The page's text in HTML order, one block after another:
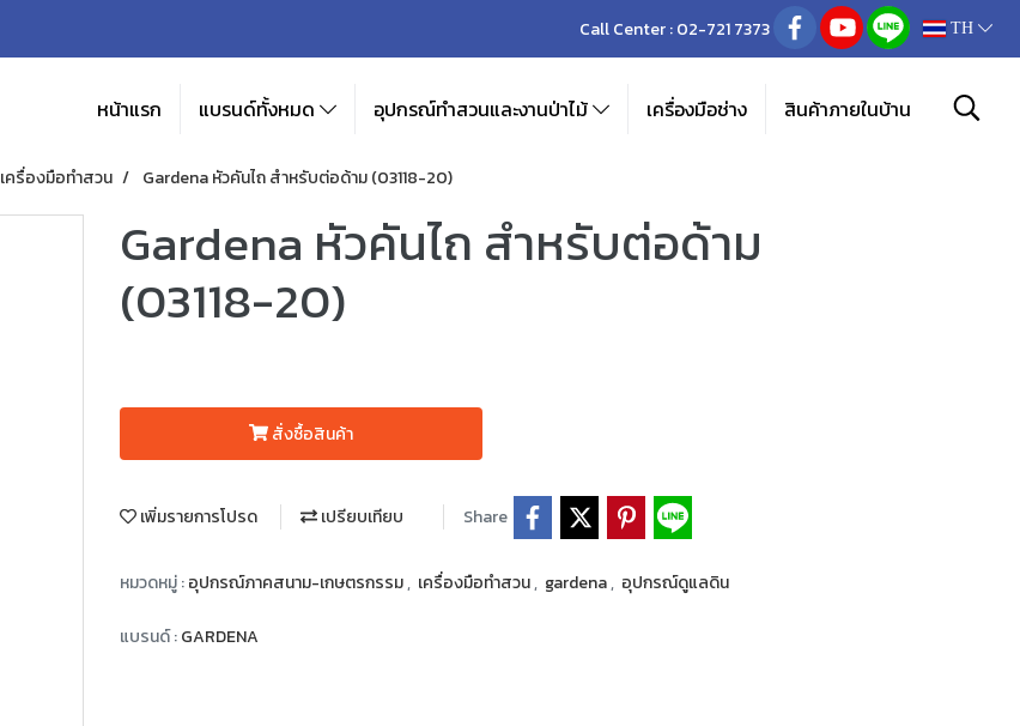
Call Center :02-721 7373 TH
หน้าแรก แบรนด์ทั้งหมด อุปกรณ์ทำสวนและงานป่าไม้ เครื่องมือช่าง สินค้าภายในบ้าน
เครื่องมือทำสวน Gardena หัวคันไถ สําหรับต่อด้าม (03118-20)
Gardena หัวคันไถ สําหรับต่อด้าม
(03118-20)
สั่งซื้อสินค้า
เพิ่มรายการโปรด เปรียบเทียบ Share
หมวดหมู่ :อุปกรณ์ภาคสนาม-เกษตรกรรม, เครื่องมือทำสวน, gardena, อุปกรณ์ดูแลดิน
แบรนด์ :GARDENA